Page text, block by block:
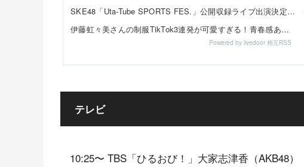
SKE48「Uta-Tube SPORTS FES.」公開収録ライブ出演決定！
伊藤虹々美さんの制服TikTok3連発が可愛すぎる！青春感あふれるダンス動画に注目✨
Powered by livedoor 相互RSS
テレビ
10:25〜 TBS「ひるおび！」大家志津香（AKB48）